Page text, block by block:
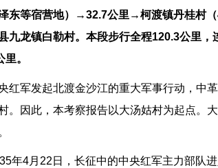
东等宿营地）→32.7公里→柯渡镇丹桂村
九龙镇白勒村。本段步行全程120.3公里，
。
红军发起北渡金沙江的重大军事行动，中
。因此，本考察报告以大汤姑村为起点。
年4月22日，长征中的中央红军主力部队